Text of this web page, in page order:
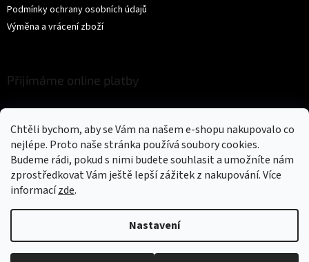
Chtěli bychom, aby se Vám na našem e-shopu nakupovalo co
nejlépe. Proto naše stránka používá soubory cookies.
Budeme rádi, pokud s nimi budete souhlasit a umožníte nám
zprostředkovat Vám ještě lepší zážitek z nakupování.Více
informacízde.
Nastavení
Podmínky ochrany osobních údajů
Výměna a vrácení zboží
Přijímáme online platby
Vytvořil Shoptet
. Všechna práva vyhrazena.
cookies